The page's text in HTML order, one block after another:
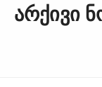
არქივი